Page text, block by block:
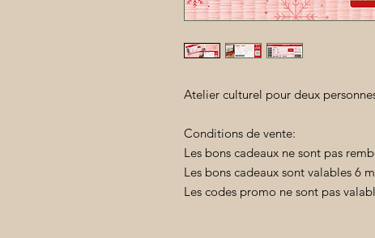
Atelier culturel pour deux
Conditions de vente:
Les bons cadeaux ne sont pas
Les bons cadeaux sont valables 6
Les codes promo ne sont pas